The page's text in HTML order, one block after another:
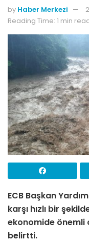
by Haber Merkezi
Reading Time: 1 min
ECB Başkan
karşı hızlı bir
ekonomide önemli
belirtti.